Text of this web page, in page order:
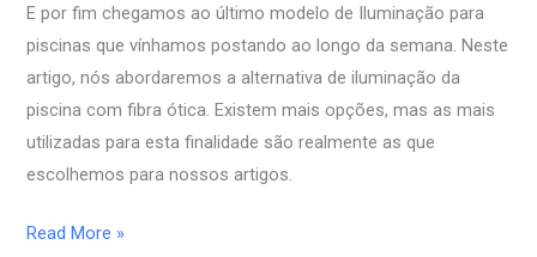
E por fim chegamos ao último modelo de Iluminação para
piscinas que vínhamos postando ao longo da semana. Neste
artigo, nós abordaremos a alternativa de iluminação da
piscina com fibra ótica. Existem mais opções, mas as mais
utilizadas para esta finalidade são realmente as que
escolhemos para nossos artigos.
Ótica
Read More »